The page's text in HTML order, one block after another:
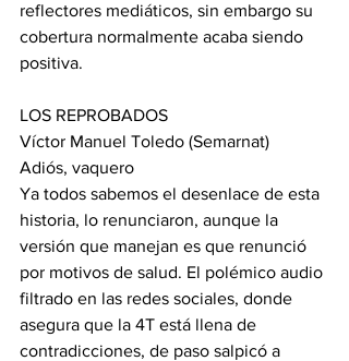
reflectores mediáticos, sin embargo su
cobertura normalmente acaba siendo
positiva.
LOS REPROBADOS
Víctor Manuel Toledo (Semarnat)
Adiós, vaquero
Ya todos sabemos el desenlace de esta
historia, lo renunciaron, aunque la
versión que manejan es que renunció
por motivos de salud. El polémico audio
filtrado en las redes sociales, donde
asegura que la 4T está llena de
contradicciones, de paso salpicó a